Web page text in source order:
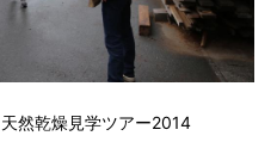
然乾燥見学ツアー2014